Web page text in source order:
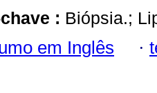
: Biópsia.;
em Inglês ·